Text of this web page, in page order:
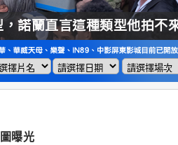
諾蘭直言這種類型他拍不
曝光